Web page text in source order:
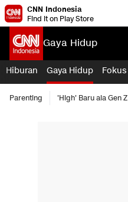
CNN Indonesia
Find it on Play Store
Gaya Hidup
Hiburan Gaya Hidup Fokus
Parenting 'High' Baru ala Gen Z